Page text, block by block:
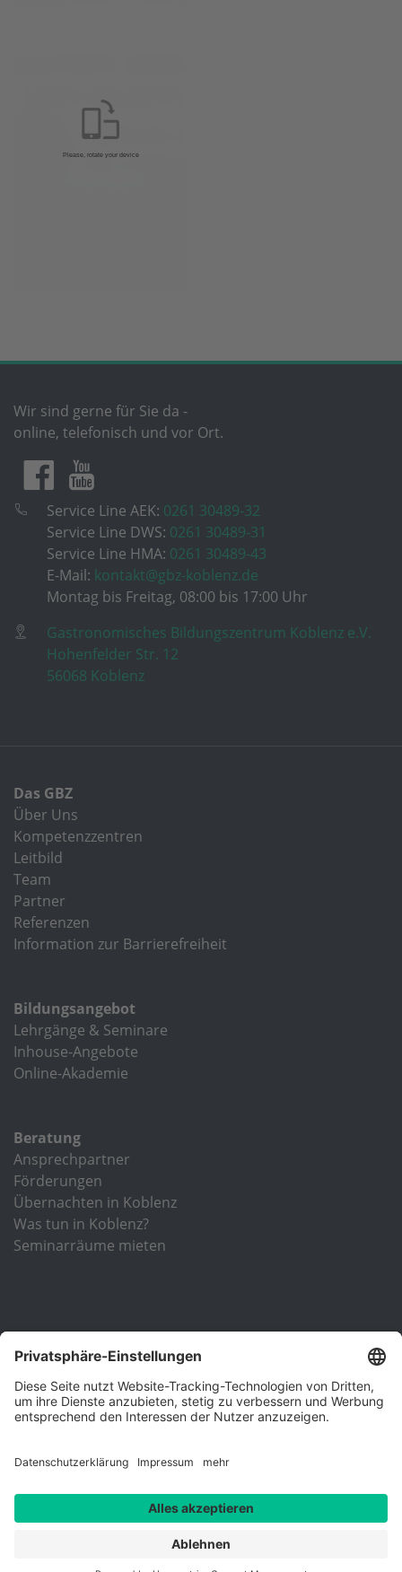
Wir sind gerne für Sie da -
online, telefonisch und vor Ort.
Service Line AEK: 0261 30489-32
Service Line DWS: 0261 30489-31
Service Line HMA: 0261 30489-43
E-Mail: kontakt@gbz-koblenz.de
Montag bis Freitag, 08:00 bis 17:00 Uhr
Gastronomisches Bildungszentrum Koblenz e.V.
Hohenfelder Str. 12
56068 Koblenz
Das GBZ
Über Uns
Kompetenzzentren
Leitbild
Team
Partner
Referenzen
Information zur Barrierefreiheit
Bildungsangebot
Lehrgänge & Seminare
Inhouse-Angebote
Online-Akademie
Beratung
Ansprechpartner
Förderungen
Übernachten in Koblenz
Was tun in Koblenz?
Seminarräume mieten
Unsere Einrichtung ist nach DIN EN ISO 9001 zertifiziert und
Akkreditierungs- und Zulassungsverordnung
Arbeitsförderung (AZAV)
Datenschutzerklärung
AGB Raummietung
Vertrag widerrufen